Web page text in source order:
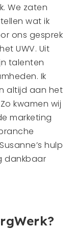
We zaten
wat ik
ons gesprek
UWV. Uit
talenten
Ik
altijd aan het
kwamen wij
marketing
hulp
dankbaar